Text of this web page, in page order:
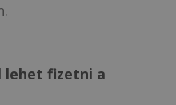
lehet fizetni a